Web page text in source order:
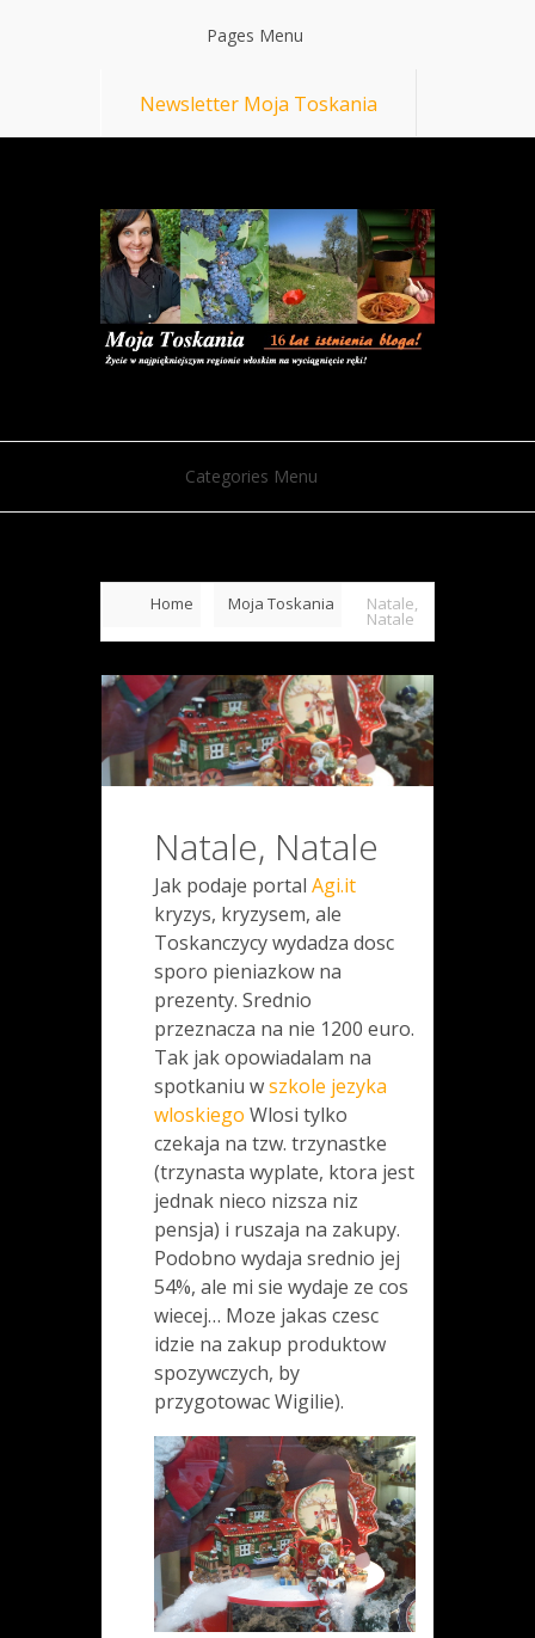
Pages Menu
Newsletter Moja Toskania
Categories Menu
Home Moja Toskania Natale,
Natale
Natale, Natale
Jak podaje portal Agi.it
kryzys, kryzysem, ale
Toskanczycy wydadza dosc
sporo pieniazkow na
prezenty. Srednio
przeznacza na nie 1200 euro.
Tak jak opowiadalam na
spotkaniu wszkole jezyka
wloskiego Wlosi tylko
czekaja na tzw. trzynastke
(trzynasta wyplate, ktora jest
jednak nieco nizsza niz
pensja) i ruszaja na zakupy.
Podobno wydaja srednio jej
54%, ale mi sie wydaje ze cos
wiecej… Moze jakas czesc
idzie na zakup produktow
spozywczych, by
przygotowac Wigilie).